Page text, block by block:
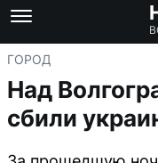
ГОРОД
Над
сбили